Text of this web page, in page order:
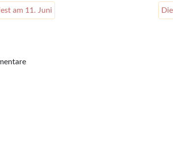
am 11. Juni